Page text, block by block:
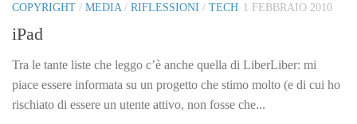
COPYRIGHT / MEDIA / RIFLESSIONI / TECH 1 FEBBRAIO 2010
iPad
Tra le tante liste che leggo c’è anche quella di LiberLiber: mi
piace essere informata su un progetto che stimo molto (e di cui ho
rischiato di essere un utente attivo, non fosse che...